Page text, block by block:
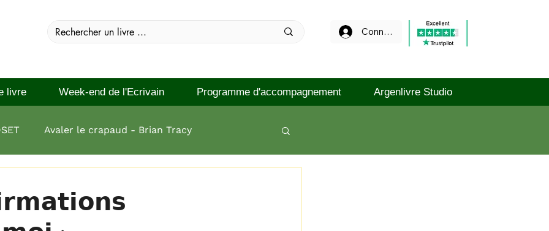
Connexion
livre Week-end de l'Ecrivain Programme d'accompagnement Argenlivre Studio
Avaler le crapaud - Brian Tracy